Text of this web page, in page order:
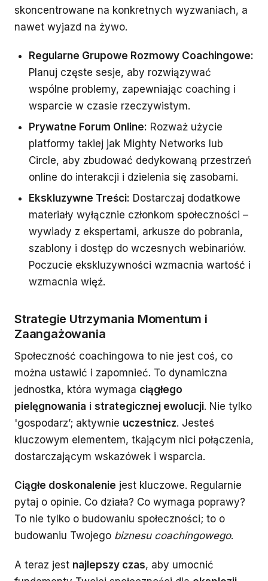
skoncentrowane na konkretnych wyzwaniach, a
nawet wyjazd na żywo.
Regularne Grupowe Rozmowy Coachingowe:
Planuj częste sesje, aby rozwiązywać
wspólne problemy, zapewniając coaching i
wsparcie w czasie rzeczywistym.
Prywatne Forum Online: Rozważ użycie
platformy takiej jak Mighty Networks lub
Circle, aby zbudować dedykowaną przestrzeń
online do interakcji i dzielenia się zasobami.
Ekskluzywne Treści: Dostarczaj dodatkowe
materiały wyłącznie członkom społeczności –
wywiady z ekspertami, arkusze do pobrania,
szablony i dostęp do wczesnych webinariów.
Poczucie ekskluzywności wzmacnia wartość i
wzmacnia więź.
Strategie Utrzymania Momentum i
Zaangażowania
Społeczność coachingowa to nie jest coś, co
można ustawić i zapomnieć. To dynamiczna
jednostka, która wymaga ciągłego
pielęgnowania i strategicznej ewolucji. Nie tylko
'gospodarz’; aktywnie uczestnicz. Jesteś
kluczowym elementem, tkającym nici połączenia,
dostarczającym wskazówek i wsparcia.
Ciągłe doskonalenie jest kluczowe. Regularnie
pytaj o opinie. Co działa? Co wymaga poprawy?
To nie tylko o budowaniu społeczności; to o
budowaniu Twojego biznesu coachingowego.
A teraz jest najlepszy czas, aby umocnić